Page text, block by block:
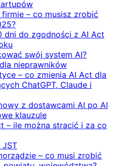
– co musisz zrobić
dni do zgodności z AI Act
swój system AI?
nieprawników
– co zmienia AI Act dla
ChatGPT, Claude i
z dostawcami AI po AI
klauzule
– ile można stracić i za co
JST
– co musi zrobić